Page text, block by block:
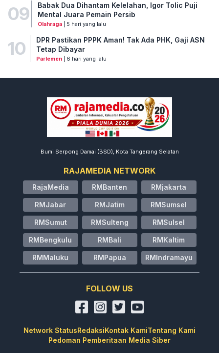
09
Babak Dua Dihantam Kelelahan, Igor Tolic Puji
Mental Juara Pemain Persib
Olahraga| 5 hari yang lalu
10
DPR Pastikan PPPK Aman! Tak Ada PHK, Gaji ASN
Tetap Dibayar
Parlemen| 6 hari yang lalu
Bumi Serpong Damai (BSD), Kota Tangerang Selatan
RAJAMEDIA NETWORK
RajaMedia RMBanten RMjakarta
RMJabar RMJatim RMSumsel
RMSumut RMSulteng RMSulsel
RMBengkulu RMBali RMKaltim
RMMaluku RMPapua RMIndramayu
FOLLOW US
Network StatusRedaksiKontak KamiTentang Kami
Pedoman Pemberitaan Media Siber